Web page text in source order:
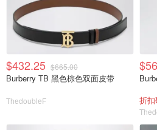
$432.25 $665.00
Burberry TB 黑色棕色双面皮带
ThedoubleF
折